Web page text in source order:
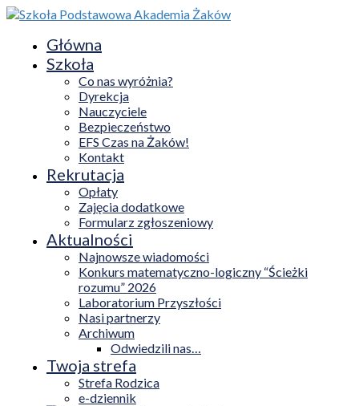
Główna
Szkoła
Co nas wyróżnia?
Dyrekcja
Nauczyciele
Bezpieczeństwo
EFS Czas na Żaków!
Kontakt
Rekrutacja
Opłaty
Zajęcia dodatkowe
Formularz zgłoszeniowy
Aktualności
Najnowsze wiadomości
Konkurs matematyczno-logiczny “Ścieżki
rozumu” 2026
Laboratorium Przyszłości
Nasi partnerzy
Archiwum
Odwiedzili nas…
Twoja strefa
Strefa Rodzica
e-dziennik